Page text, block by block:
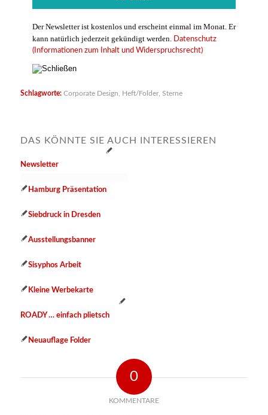
Der Newsletter ist kostenlos und erscheint einmal im Monat. Er
kann natürlich jederzeit gekündigt werden.
Datenschutz
(Informationen zum Inhalt und Widerspruchsrecht)
Schlagworte: Corporate Design Heft/Folder, Sterne
DAS KÖNNTE SIE AUCH INTERESSIEREN
Newsletter
Hamburg Präsentation
Siebdruck in Dresden
Ausstellungsbanner
Sisyphos Arbeit
Kleine Werbekarte
ROADY … einfach plietsch
Neuauflage Folder
0
KOMMENTARE